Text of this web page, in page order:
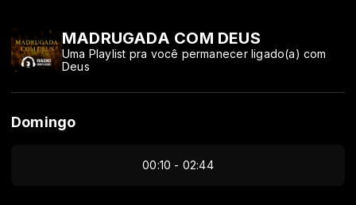
MADRUGADA COM DEUS
Uma Playlist pra você permanecer ligado(a) com
Deus
Domingo
00:10 - 02:44